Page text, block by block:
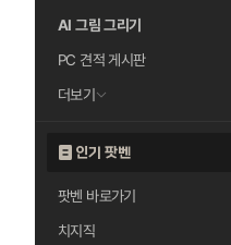
AI 그림 그리기
PC 견적 게시판
더보기
인기 팟벤
팟벤 바로가기
치지직